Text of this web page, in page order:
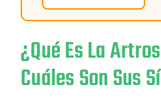
¿Qué Es La
Cuáles Son Sus